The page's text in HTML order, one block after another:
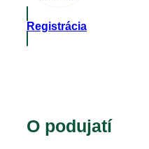
Registrácia
O podujatí